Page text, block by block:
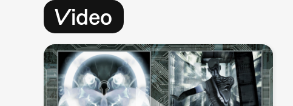
Video